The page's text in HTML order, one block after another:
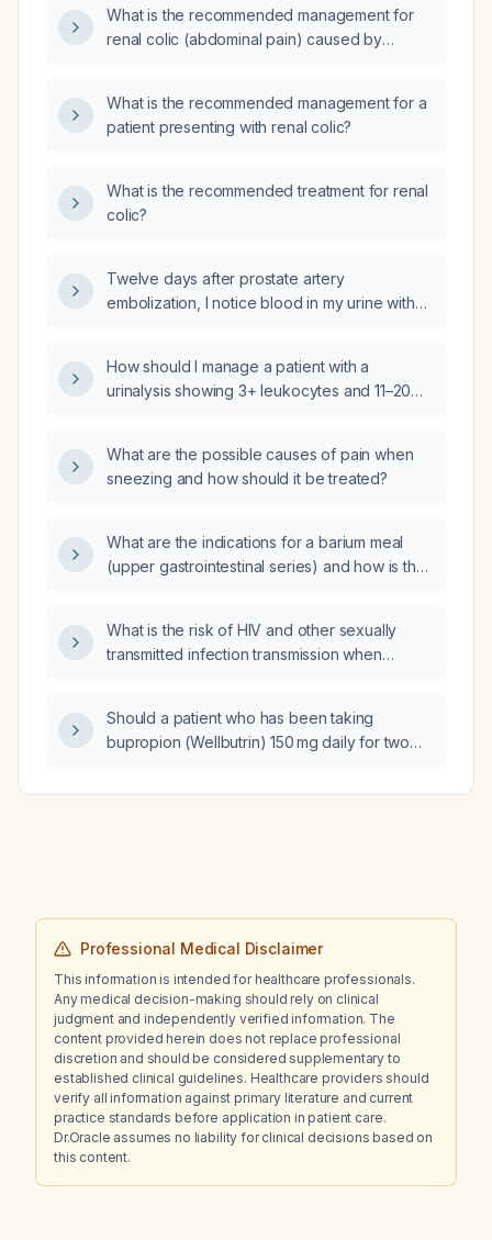
What is the recommended management for
renal colic (abdominal pain) caused by
What is the recommended management for a
patient presenting with renal colic?
What is the recommended treatment for renal
colic?
Twelve days after prostate artery
embolization, I notice blood in my urine with
How should I manage a patient with a
urinalysis showing 3+ leukocytes and 11–20
What are the possible causes of pain when
sneezing and how should it be treated?
What are the indications for a barium meal
(upper gastrointestinal series) and how is the
What is the risk of HIV and other sexually
transmitted infection transmission when
Should a patient who has been taking
bupropion (Wellbutrin) 150 mg daily for two
Professional Medical Disclaimer
This information is intended for healthcare professionals.
Any medical decision-making should rely on clinical
judgment and independently verified information. The
content provided herein does not replace professional
discretion and should be considered supplementary to
established clinical guidelines. Healthcare providers should
verify all information against primary literature and current
practice standards before application in patient care.
Dr.Oracle assumes no liability for clinical decisions based on
this content.